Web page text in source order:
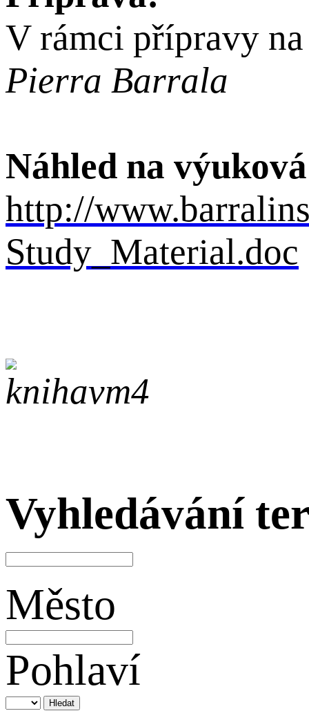
V rámci přípravy
Pierra Barrala
Náhled na
http://
Study_Material.doc
Vyhledávání
Město
Pohlaví